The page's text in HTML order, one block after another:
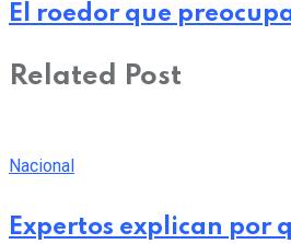
El roedor que
Related Post
Nacional
Expertos explican por